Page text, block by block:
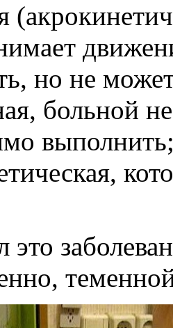
но не
больной
это